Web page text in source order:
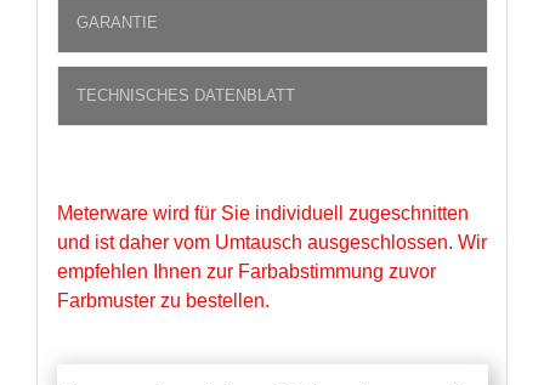
GARANTIE
TECHNISCHES DATENBLATT
Meterware wird für Sie individuell zugeschnitten
und ist daher vom Umtausch ausgeschlossen. Wir
empfehlen Ihnen zur Farbabstimmung zuvor
Farbmuster zu bestellen.